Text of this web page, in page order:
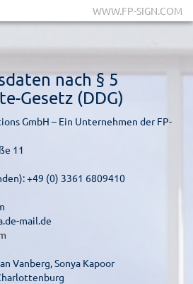
WWW.FP-SIGN.COM
nach § 5
Gesetz (DDG)
GmbH – Ein Unternehmen der FP-
11
+49 (0) 3361 6809410
mail.de
Vanberg, Sonya Kapoor